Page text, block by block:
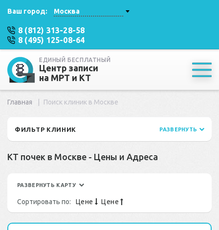
Ваш город: Москва
8 (812) 313-28-58
8 (495) 125-08-64
ЕДИНЫЙ БЕСПЛАТНЫЙ
Центр записи
на МРТ и КТ
Главная Поиск клиник в Москве
ФИЛЬТР КЛИНИК РАЗВЕРНУТЬ
КТ почек в Москве - Цены и Адреса
РАЗВЕРНУТЬ КАРТУ
Сортировать по: Цене Цене